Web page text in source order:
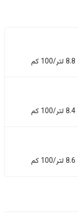
8.8 لتر/100 كم
8.4 لتر/100 كم
8.6 لتر/100 كم